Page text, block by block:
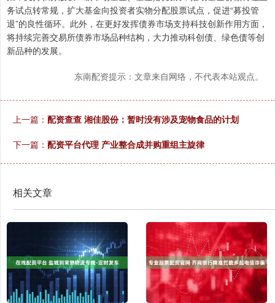
务试点转常规，扩大基金向投资者实物分配股票试点，促进“募投管
退”的良性循环。此外，在更好发挥债券市场支持科技创新作用方面，
将持续完善交易所债券市场品种结构，大力推动科创债、绿色债等创
新品种的发展。
东南配资提示：文章来自网络，不代表本站观点。
上一篇： 配资查查 湘佳股份：暂时没有涉及宠物食品的计划
下一篇： 配资平台代理 产业整合成并购重组主旋律
相关文章